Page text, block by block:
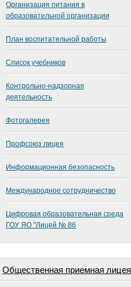
Организация питания в
образовательной организации
План воспитательной работы
Список учебников
Контрольно-надзорная
деятельность
Фотогалерея
Профсоюз лицея
Информационная безопасность
Международное сотрудничество
Цифровая образовательная среда
ГОУ ЯО "Лицей № 86
Общественная приемная лицея